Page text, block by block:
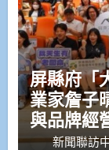
屏縣府「
業家詹子
與品牌經
新聞聯訪